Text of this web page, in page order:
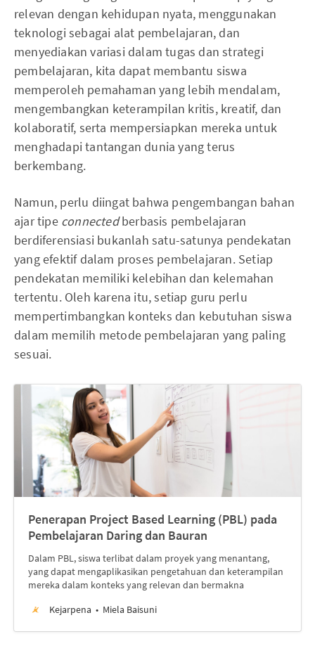
relevan dengan kehidupan nyata, menggunakan
teknologi sebagai alat pembelajaran, dan
menyediakan variasi dalam tugas dan strategi
pembelajaran, kita dapat membantu siswa
memperoleh pemahaman yang lebih mendalam,
mengembangkan keterampilan kritis, kreatif, dan
kolaboratif, serta mempersiapkan mereka untuk
menghadapi tantangan dunia yang terus
berkembang.
Namun, perlu diingat bahwa pengembangan bahan
ajar tipe connectedberbasis pembelajaran
berdiferensiasi bukanlah satu-satunya pendekatan
yang efektif dalam proses pembelajaran. Setiap
pendekatan memiliki kelebihan dan kelemahan
tertentu. Oleh karena itu, setiap guru perlu
mempertimbangkan konteks dan kebutuhan siswa
dalam memilih metode pembelajaran yang paling
sesuai.
Penerapan Project Based Learning (PBL) pada
Pembelajaran Daring dan Bauran
Dalam PBL, siswa terlibat dalam proyek yang menantang,
yang dapat mengaplikasikan pengetahuan dan keterampilan
mereka dalam konteks yang relevan dan bermakna
Kejarpena
Miela Baisuni